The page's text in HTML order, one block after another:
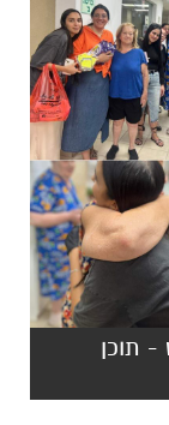
- תוכן